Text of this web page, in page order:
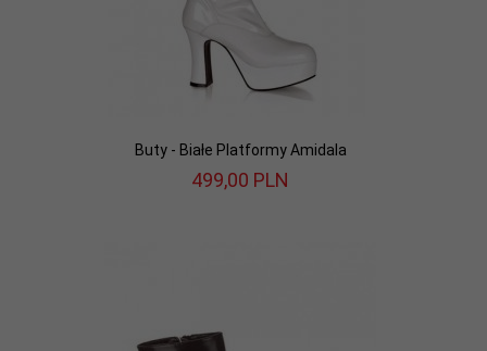
Buty - Białe Platformy Amidala
499,00 PLN